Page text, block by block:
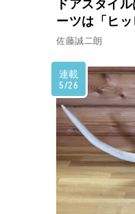
ドアスタイ
ーツは「ヒ
佐藤誠二朗
連載
5/26